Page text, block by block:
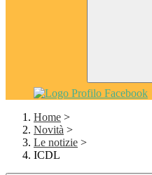
Home >
Novità >
Le notizie >
ICDL